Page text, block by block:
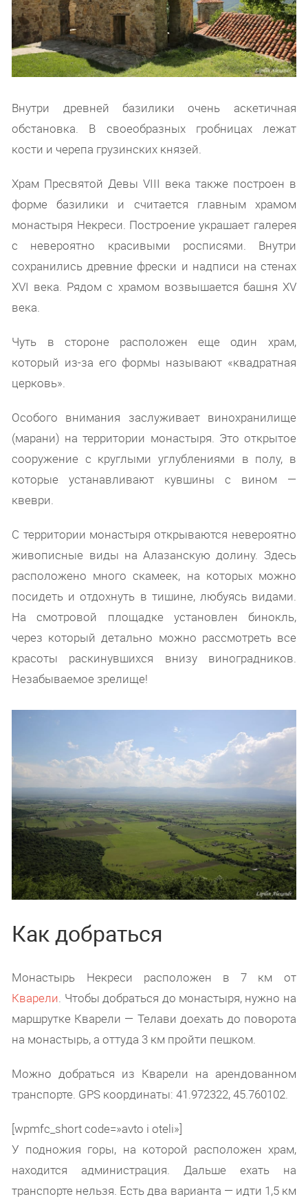
Внутри древней базилики очень аскетичная
обстановка. В своеобразных гробницах лежат
кости и черепа грузинских князей.
Храм Пресвятой Девы VIII века также построен в
форме базилики и считается главным храмом
монастыря Некреси. Построение украшает галерея
с невероятно красивыми росписями. Внутри
сохранились древние фрески и надписи на стенах
XVI века. Рядом с храмом возвышается башня XV
века.
Чуть в стороне расположен еще один храм,
который из-за его формы называют «квадратная
церковь».
Особого внимания заслуживает винохранилище
(марани) на территории монастыря. Это открытое
сооружение с круглыми углублениями в полу, в
которые устанавливают кувшины с вином —
квеври.
С территории монастыря открываются невероятно
живописные виды на Алазанскую долину. Здесь
расположено много скамеек, на которых можно
посидеть и отдохнуть в тишине, любуясь видами.
На смотровой площадке установлен бинокль,
через который детально можно рассмотреть все
красоты раскинувшихся внизу виноградников.
Незабываемое зрелище!
Как добраться
Монастырь Некреси расположен в 7 км от
Кварели. Чтобы добраться до монастыря, нужно на
маршрутке Кварели — Телави доехать до поворота
на монастырь, а оттуда 3 км пройти пешком.
Можно добраться из Кварели на арендованном
транспорте. GPS координаты: 41.972322, 45.760102.
[wpmfc_short code=»avto i oteli»]
У подножия горы, на которой расположен храм,
находится администрация. Дальше ехать на
транспорте нельзя. Есть два варианта — идти 1,5 км